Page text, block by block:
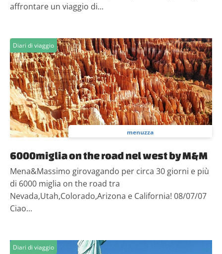
affrontare un viaggio di...
Diari di viaggio
menuzza
6000miglia on the road nel west by M&M
Mena&Massimo girovagando per circa 30 giorni e più
di 6000 miglia on the road tra
Nevada,Utah,Colorado,Arizona e California! 08/07/07
Ciao...
Diari di viaggio